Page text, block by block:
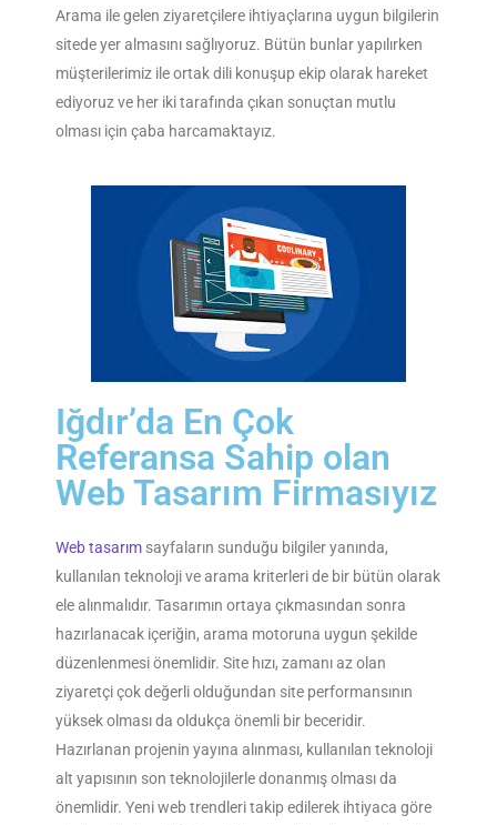
Arama ile gelen ziyaretçilere ihtiyaçlarına uygun bilgilerin
sitede yer almasını sağlıyoruz. Bütün bunlar yapılırken
müşterilerimiz ile ortak dili konuşup ekip olarak hareket
ediyoruz ve her iki tarafında çıkan sonuçtan mutlu
olması için çaba harcamaktayız.
Iğdır’da En Çok
Referansa Sahip olan
Web Tasarım Firmasıyız
Web tasarım sayfaların sunduğu bilgiler yanında,
kullanılan teknoloji ve arama kriterleri de bir bütün olarak
ele alınmalıdır. Tasarımın ortaya çıkmasından sonra
hazırlanacak içeriğin, arama motoruna uygun şekilde
düzenlenmesi önemlidir. Site hızı, zamanı az olan
ziyaretçi çok değerli olduğundan site performansının
yüksek olması da oldukça önemli bir beceridir.
Hazırlanan projenin yayına alınması, kullanılan teknoloji
alt yapısının son teknolojilerle donanmış olması da
önemlidir. Yeni web trendleri takip edilerek ihtiyaca göre